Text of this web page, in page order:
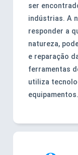
ser
indústrias. A
responder a
natureza,
e reparação
ferramentas
utiliza
equipamentos.